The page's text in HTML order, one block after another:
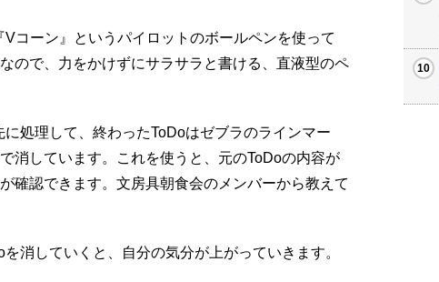
コーン』というパイロットのボールペンを使って
ので、力をかけずにサラサラと書ける、直液型のペ
処理して、終わったToDoはゼブラのラインマー
消しています。これを使うと、元のToDoの内容が
確認できます。文房具朝食会のメンバーから教えて
消していくと、自分の気分が上がっていきます。